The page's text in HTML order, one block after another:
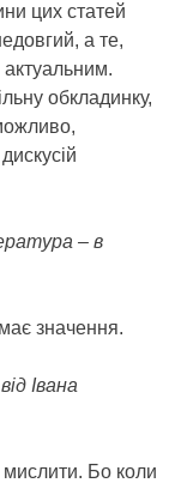
цих статей
а те,
обкладинку,
– в
значення.
Івана
Бо коли